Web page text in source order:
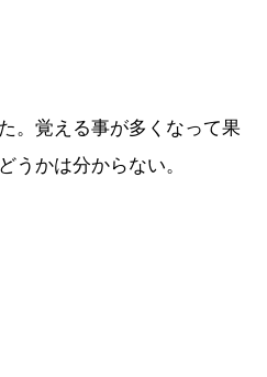
。覚える事が多くなって果
うかは分からない。